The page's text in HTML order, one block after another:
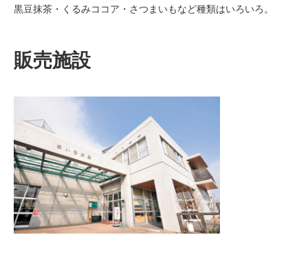
黒豆抹茶・くるみココア・さつまいもなど種類はいろいろ。
販売施設